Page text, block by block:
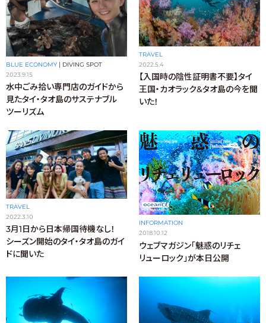
BLUE ECONOMY | DIVING SPOT
2023.9.15
水中ごみ拾い専門店のガイドから
見たタイ・タオ島のサステナブル
ツーリズム
TRAVEL
2022.5.4
【入国時の陰性証明書不要】タイ
王国・カオラック&タオ島の今を聞
いた！
TRAVEL
2022.3.10
3月1日から日本帰国待機なし！
シーズン開始のタイ・タオ島のガイ
ドに聞いた
INFORMATION
2018.10.12
ウェブマガジン「魅惑のリチェ
リューロック」が本日公開